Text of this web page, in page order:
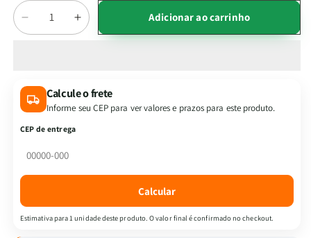
Quantidade
Diminuir
a
10
Devocional
|
Minutos
Mulheres
Aumentar
a
10
Devocional
Mulheres
Adicionar ao carrinho
Calcule o frete
Informe seu CEP para ver valores e prazos para este produto.
CEP de entrega
Calcular
Estimativa para 1 unidade deste produto. O valor final é confirmado no checkout.